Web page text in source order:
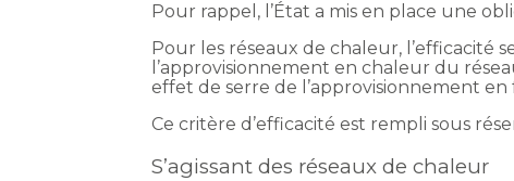
Pour rappel, l’État a mis en place une
Pour les réseaux de chaleur, l’efficacité
l’approvisionnement en chaleur du
effet de serre de l’approvisionnement en
Ce critère d’efficacité est rempli sous
S’agissant des réseaux de chaleur